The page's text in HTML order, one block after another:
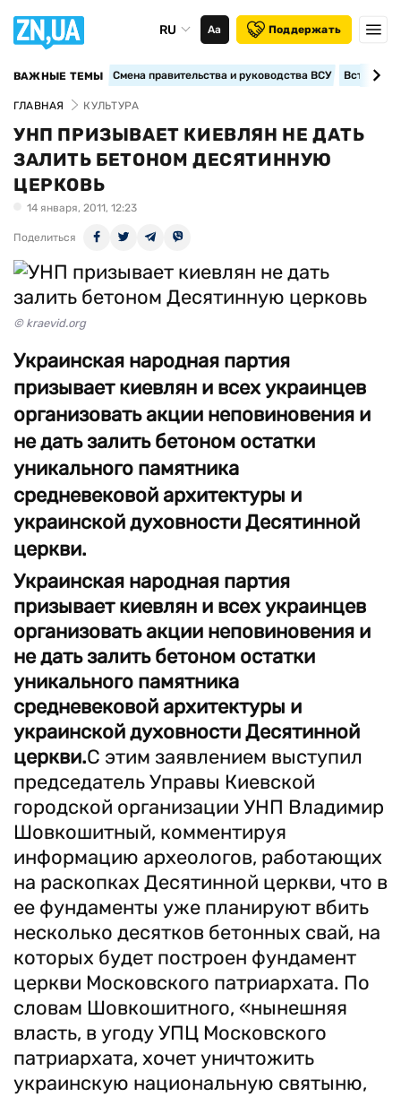
RU Аа Поддержать
ВАЖНЫЕ ТЕМЫ Смена правительства и руководства ВСУ
ГЛАВНАЯ КУЛЬТУРА
УНП ПРИЗЫВАЕТ КИЕВЛЯН НЕ ДАТЬ
ЗАЛИТЬ БЕТОНОМ ДЕСЯТИННУЮ
ЦЕРКОВЬ
14 января, 2011, 12:23
Поделиться
© kraevid.org
Украинская народная партия
призывает киевлян и всех украинцев
организовать акции неповиновения и
не дать залить бетоном остатки
уникального памятника
средневековой архитектуры и
украинской духовности Десятинной
церкви.
Украинская народная партия
призывает киевлян и всех украинцев
организовать акции неповиновения и
не дать залить бетоном остатки
уникального памятника
средневековой архитектуры и
украинской духовности Десятинной
церкви.С этим заявлением выступил
председатель Управы Киевской
городской организации УНП Владимир
Шовкошитный, комментируя
информацию археологов, работающих
на раскопках Десятинной церкви, что в
ее фундаменты уже планируют вбить
несколько десятков бетонных свай, на
которых будет построен фундамент
церкви Московского патриархата. По
словам Шовкошитного, «нынешняя
власть, в угоду УПЦ Московского
патриархата, хочет уничтожить
украинскую национальную святыню,